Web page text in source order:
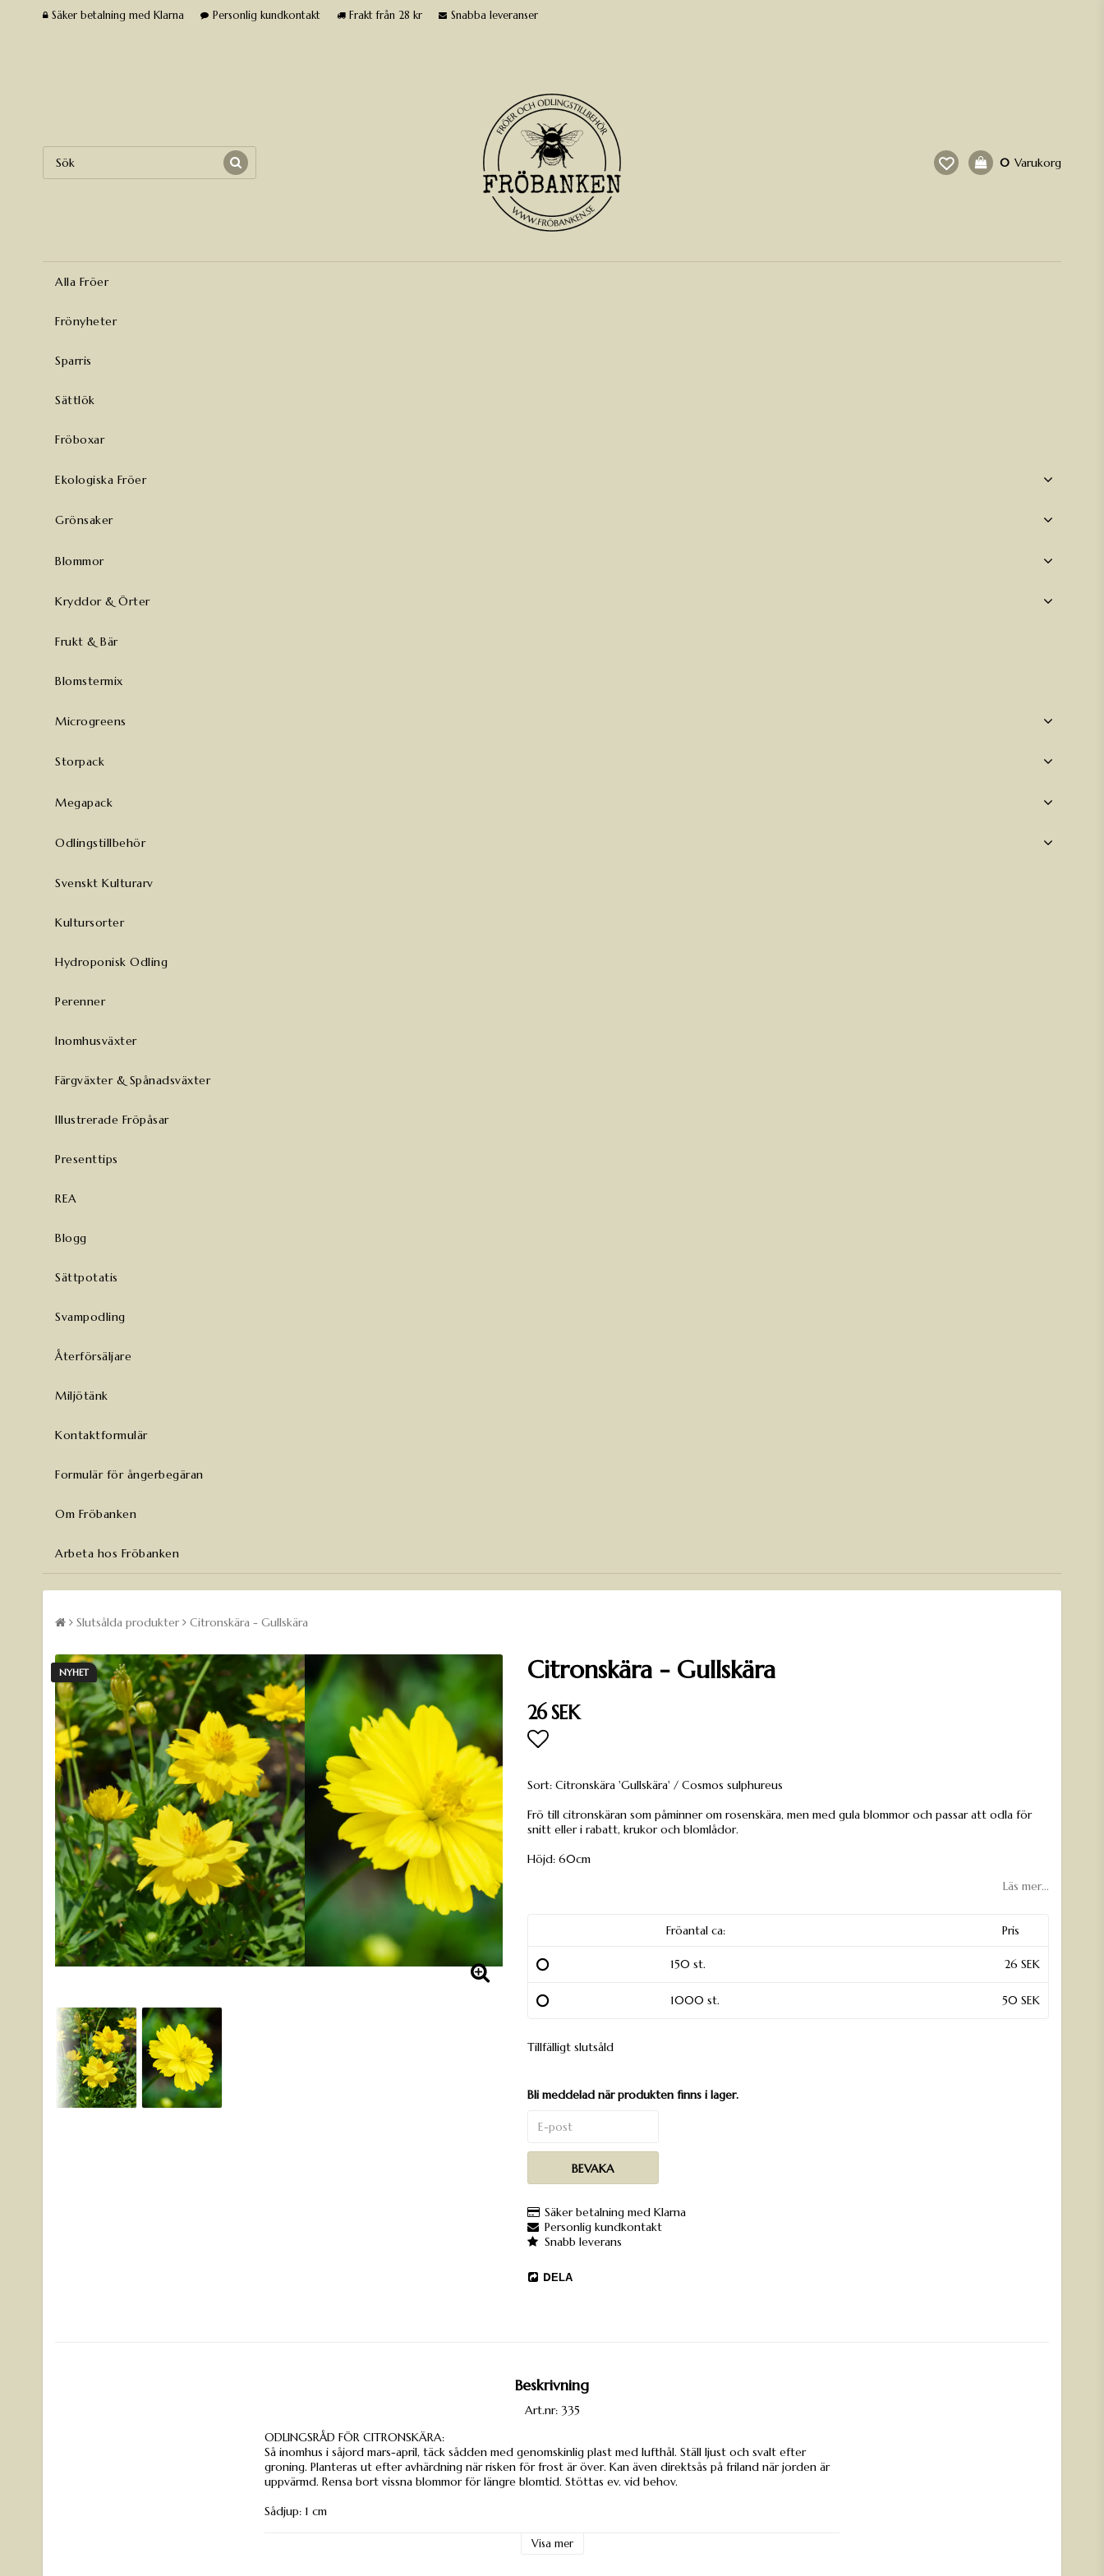
Säker betalning med Klarna Personlig kundkontakt Frakt från 28 kr Snabba leveranser
0 Varukorg
Alla Fröer
Frönyheter
Sparris
Sättlök
Fröboxar
Ekologiska Fröer
Grönsaker
Blommor
Kryddor & Örter
Frukt & Bär
Blomstermix
Microgreens
Storpack
Megapack
Odlingstillbehör
Svenskt Kulturarv
Kultursorter
Hydroponisk Odling
Perenner
Inomhusväxter
Färgväxter & Spånadsväxter
Illustrerade Fröpåsar
Presenttips
REA
Blogg
Sättpotatis
Svampodling
Återförsäljare
Miljötänk
Kontaktformulär
Formulär för ångerbegäran
Om Fröbanken
Arbeta hos Fröbanken
Slutsålda produkter Citronskära - Gullskära
NYHET Citronskära - Gullskära
26 SEK
Sort: Citronskära 'Gullskära' / Cosmos sulphureus
Frö till citronskäran som påminner om rosenskära, men med gula blommor och passar att odla för
snitt eller i rabatt, krukor och blomlådor.
Höjd: 60cm
Läs mer...
Fröantal ca: Pris
150 st. 26 SEK
1000 st. 50 SEK
Tillfälligt slutsåld
Bli meddelad när produkten finns i lager.
BEVAKA
Säker betalning med Klarna
Personlig kundkontakt
Snabb leverans
DELA
Beskrivning
Art.nr: 335
ODLINGSRÅD FÖR CITRONSKÄRA:
Så inomhus i såjord mars-april, täck sådden med genomskinlig plast med lufthål. Ställ ljust och svalt efter
groning. Planteras ut efter avhärdning när risken för frost är över. Kan även direktsås på friland när jorden är
uppvärmd. Rensa bort vissna blommor för längre blomtid. Stöttas ev. vid behov.
Sådjup: 1 cm
Visa mer